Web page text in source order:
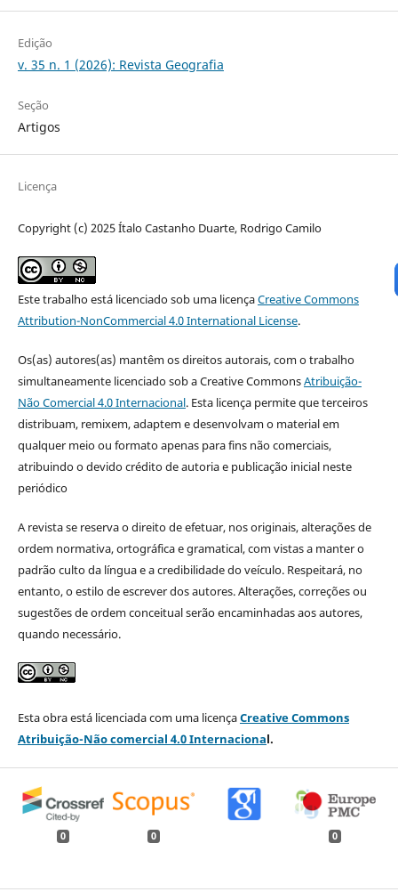
Edição
v. 35 n. 1 (2026): Revista Geografia
Seção
Artigos
Licença
Copyright (c) 2025 Ítalo Castanho Duarte, Rodrigo Camilo
Este trabalho está licenciado sob uma licençaCreative Commons
Attribution-NonCommercial 4.0 International License.
Os(as) autores(as) mantêm os direitos autorais, com o trabalho
simultaneamente licenciado sob a Creative CommonsAtribuição-
Não Comercial 4.0 Internacional. Esta licença permite que terceiros
distribuam, remixem, adaptem e desenvolvam o material em
qualquer meio ou formato apenas para fins não comerciais,
atribuindo o devido crédito de autoria e publicação inicial neste
periódico
A revista se reserva o direito de efetuar, nos originais, alterações de
ordem normativa, ortográfica e gramatical, com vistas a manter o
padrão culto da língua e a credibilidade do veículo. Respeitará, no
entanto, o estilo de escrever dos autores. Alterações, correções ou
sugestões de ordem conceitual serão encaminhadas aos autores,
quando necessário.
Esta obra está licenciada com uma licençaCreative Commons
Atribuição-Não comercial 4.0 Internacional.
0 0 0